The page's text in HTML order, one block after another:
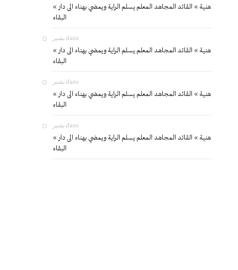
« هنية » القائد المجاهد المعلم يسلم الراية ويمضي بهناء الى دار
البقاء
بشير dans
« هنية » القائد المجاهد المعلم يسلم الراية ويمضي بهناء الى دار
البقاء
بشير dans
« هنية » القائد المجاهد المعلم يسلم الراية ويمضي بهناء الى دار
البقاء
بشير dans
« هنية » القائد المجاهد المعلم يسلم الراية ويمضي بهناء الى دار
البقاء